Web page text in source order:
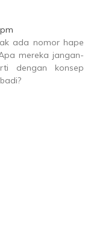
ada nomor hape
mereka jangan-
dengan konsep